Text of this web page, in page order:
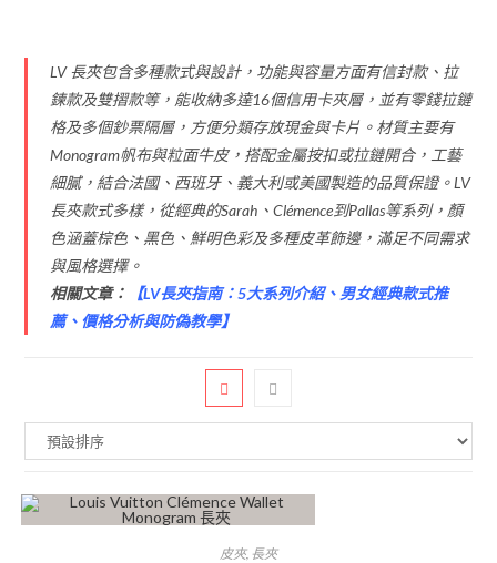
LV 長夾包含多種款式與設計，功能與容量方面有信封款、拉
鍊款及雙摺款等，能收納多達16個信用卡夾層，並有零錢拉鏈
格及多個鈔票隔層，方便分類存放現金與卡片。材質主要有
Monogram帆布與粒面牛皮，搭配金屬按扣或拉鏈開合，工藝
細膩，結合法國、西班牙、義大利或美國製造的品質保證。LV
長夾款式多樣，從經典的Sarah、Clémence到Pallas等系列，顏
色涵蓋棕色、黑色、鮮明色彩及多種皮革飾邊，滿足不同需求
與風格選擇。
相關文章：
【LV長夾指南：5大系列介紹、男女經典款式推
薦、價格分析與防偽教學】
皮夾, 長夾